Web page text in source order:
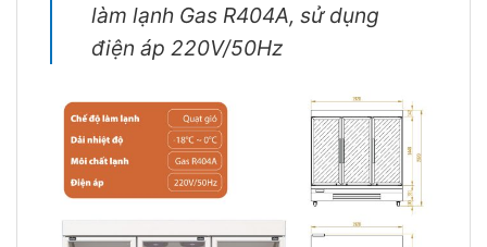
làm lạnh Gas R404A, sử dụng
điện áp 220V/50Hz